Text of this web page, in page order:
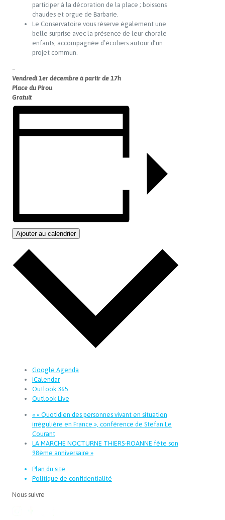
participer à la décoration de la place ; boissons
chaudes et orgue de Barbarie.
Le Conservatoire vous réserve également une
belle surprise avec la présence de leur chorale
enfants, accompagnée d’écoliers autour d’un
projet commun.
–
Vendredi 1er décembre à partir de 17h
Place du Pirou
Gratuit
Ajouter au calendrier
Google Agenda
iCalendar
Outlook 365
Outlook Live
« « Quotidien des personnes vivant en situation
irrégulière en France », conférence de Stefan Le
Courant
LA MARCHE NOCTURNE THIERS-ROANNE fête son
98ème anniversaire »
Plan du site
Politique de confidentialité
Nous suivre